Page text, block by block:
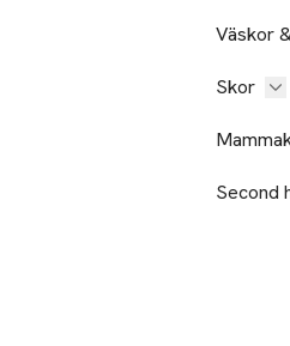
Väskor
Skor
Second